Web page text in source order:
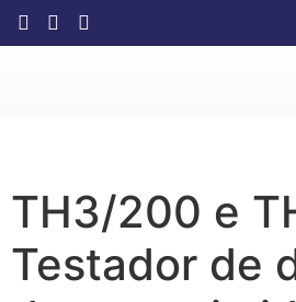
TH3/200 e
Testador de